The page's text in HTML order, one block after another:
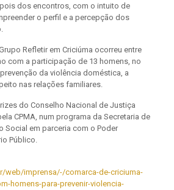
dos encontros, com o intuito de
o perfil e a percepção dos
Refletir em Criciúma ocorreu entre
com a participação de 13 homens, no
da violência doméstica, a
nas relações familiares.
do Conselho Nacional de Justiça
CPMA, num programa da Secretaria de
Social em parceria com o Poder
Público.
web/imprensa/-/comarca-de-criciuma-
homens-para-prevenir-violencia-